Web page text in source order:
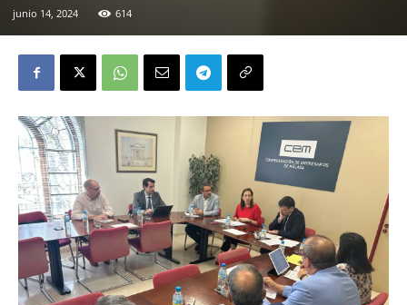
junio 14, 2024 614